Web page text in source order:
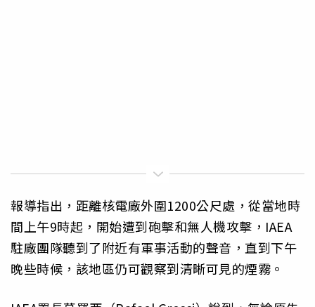
報導指出，距離核電廠外圍1200公尺處，從當地時
間上午9時起，開始遭到砲擊和無人機攻擊，IAEA
駐廠團隊聽到了附近有軍事活動的聲音，直到下午
晚些時候，該地區仍可觀察到清晰可見的煙霧。